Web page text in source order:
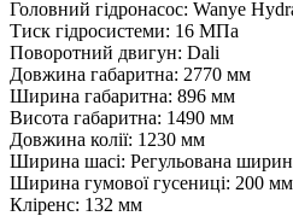
Головний гідронасос: Wanye
Тиск гідросистеми: 16 МПа
Поворотний двигун: Dali
Довжина габаритна: 2770 мм
Ширина габаритна: 896 мм
Висота габаритна: 1490 мм
Довжина колії: 1230 мм
Ширина шасі: Регульована
Ширина гумової гусениці: 200 мм
Кліренс: 132 мм